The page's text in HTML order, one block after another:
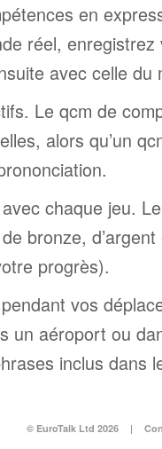
en
réel,
avec celle du
Le qcm de
alors qu’un
chaque jeu.
bronze, d’argent
progrès).
vos
un aéroport ou
inclus dans
© EuroTalk Ltd 2026 |